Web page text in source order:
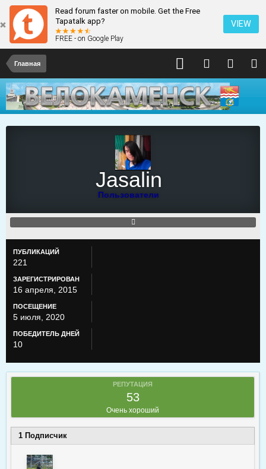
Read forum faster on mobile. Get the Free
Tapatalk app?
FREE - on Google Play
VIEW
Главная
Jasalin
Пользователи
ПУБЛИКАЦИЙ
221
ЗАРЕГИСТРИРОВАН
16 апреля, 2015
ПОСЕЩЕНИЕ
5 июля, 2020
ПОБЕДИТЕЛЬ ДНЕЙ
10
РЕПУТАЦИЯ
53
Очень хороший
1 Подписчик